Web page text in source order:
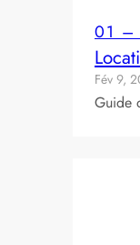
01 –
Fév 9,
Guide